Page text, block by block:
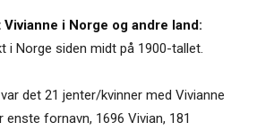
Vivianne i Norge og andre land:
i Norge siden midt på 1900-tallet.
det 21 jenter/kvinner med Vivianne
fornavn, 1696 Vivian, 181